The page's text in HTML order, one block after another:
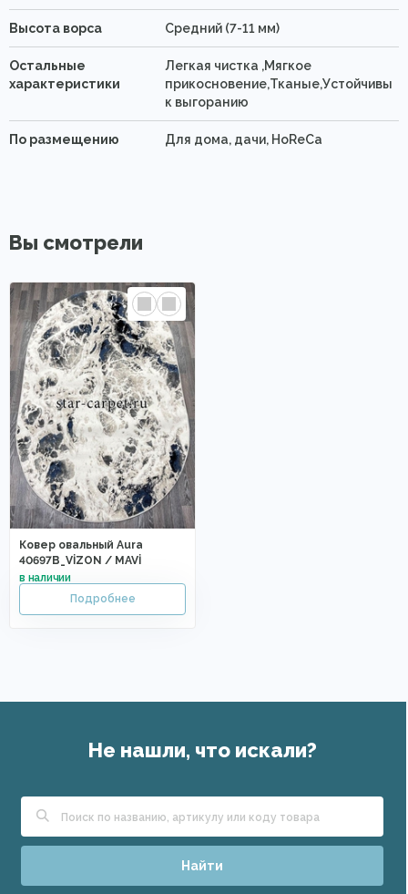
Высота ворса Средний (7-11 мм)
Остальные
характеристики
Легкая чистка ,Мягкое
прикосновение,Тканые,Устойчивы
к выгоранию
По размещению Для дома, дачи, HoReCa
Вы смотрели
Ковер овальный Aura
40697B_VİZON / MAVİ
Не нашли, что искали?
Найти